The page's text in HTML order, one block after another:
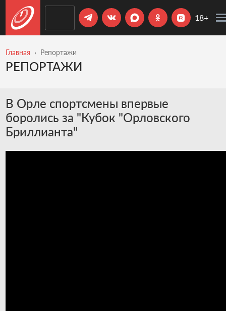
18+
Главная Репортажи
РЕПОРТАЖИ
В Орле спортсмены впервые
боролись за "Кубок "Орловского
Бриллианта"